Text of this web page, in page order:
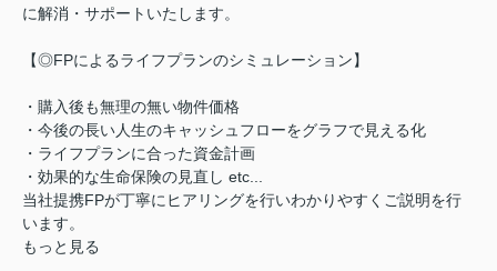
に解消・サポートいたします。
【◎FPによるライフプランのシミュレーション】
・購入後も無理の無い物件価格
・今後の長い人生のキャッシュフローをグラフで見える化
・ライフプランに合った資金計画
・効果的な生命保険の見直し etc...
当社提携FPが丁寧にヒアリングを行いわかりやすくご説明を行
います。
もっと見る